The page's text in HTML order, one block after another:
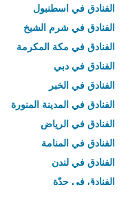
الفنادق في اسطنبول
الفنادق في شرم الشيخ
الفنادق في مكة المكرمة
الفنادق في دبي
الفنادق في الخبر
الفنادق في المدينة المنورة
الفنادق في الرياض
الفنادق في المنامة
الفنادق في لندن
الفنادق في جدّة